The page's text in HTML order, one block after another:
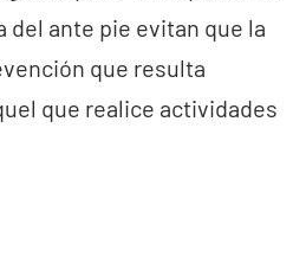
del ante pie evitan que la
que resulta
que realice actividades